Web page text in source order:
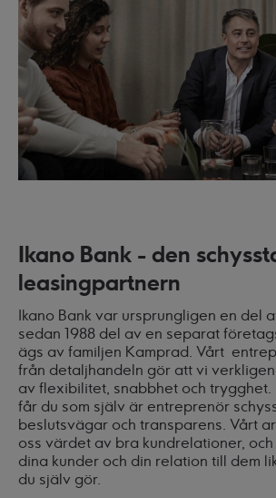
Ikano Bank - den
leasingpartnern
Ikano Bank var ursprungligen en del
sedan 1988 del av en separat
ägs av familjen Kamprad. Vårt
från detaljhandeln gör att vi
av flexibilitet, snabbhet och trygghet.
får du som själv är entreprenör
beslutsvägar och transparens. Vårt
oss värdet av bra kundrelationer,
dina kunder och din relation till dem
du själv gör.